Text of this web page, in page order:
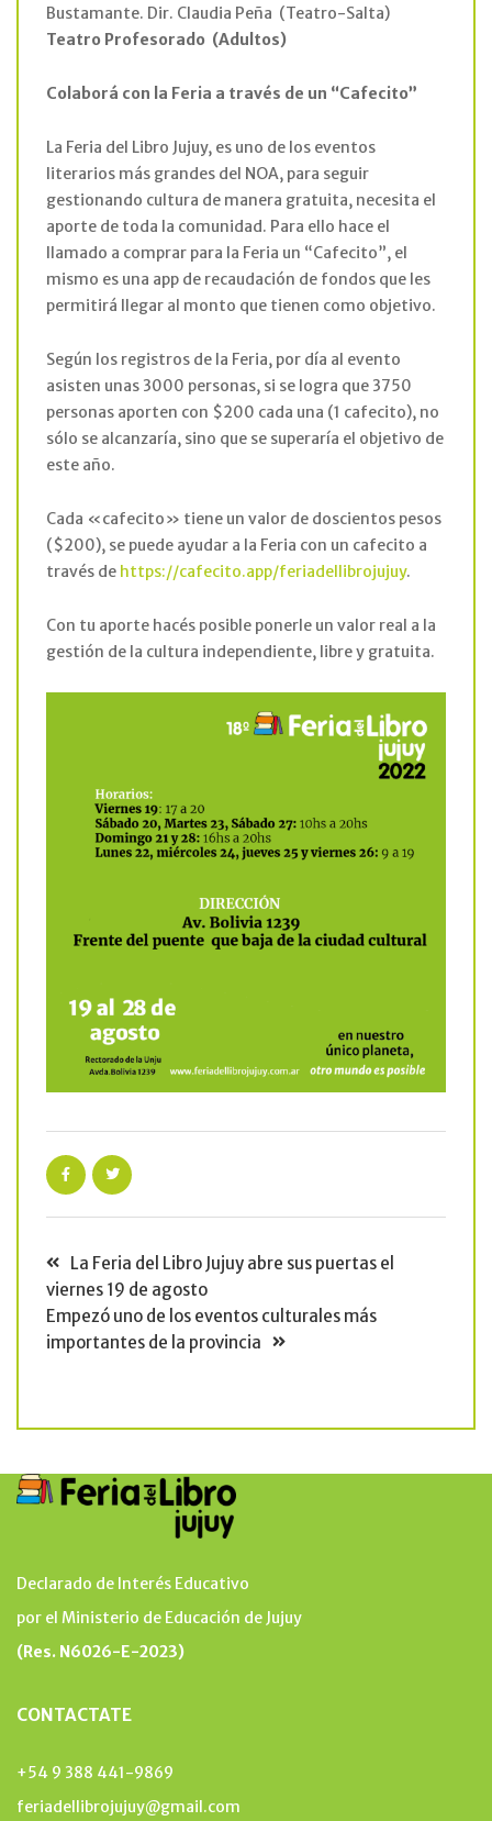
Bustamante. Dir. Claudia Peña (Teatro-Salta)
Teatro Profesorado (Adultos)
Colaborá con la Feria a través de un “Cafecito”
La Feria del Libro Jujuy, es uno de los eventos
literarios más grandes del NOA, para seguir
gestionando cultura de manera gratuita, necesita el
aporte de toda la comunidad. Para ello hace el
llamado a comprar para la Feria un “Cafecito”, el
mismo es una app de recaudación de fondos que les
permitirá llegar al monto que tienen como objetivo.
Según los registros de la Feria, por día al evento
asisten unas 3000 personas, si se logra que 3750
personas aporten con $200 cada una (1 cafecito), no
sólo se alcanzaría, sino que se superaría el objetivo de
este año.
Cada «cafecito» tiene un valor de doscientos pesos
($200), se puede ayudar a la Feria con un cafecito a
través de https://cafecito.app/feriadellibrojujuy.
Con tu aporte hacés posible ponerle un valor real a la
gestión de la cultura independiente, libre y gratuita.
La Feria del Libro Jujuy abre sus puertas el
viernes 19 de agosto
Empezó uno de los eventos culturales más
importantes de la provincia
Declarado de Interés Educativo
por el Ministerio de Educación de Jujuy
(Res. N6026-E-2023)
CONTACTATE
+54 9 388 441-9869
feriadellibrojujuy@gmail.com